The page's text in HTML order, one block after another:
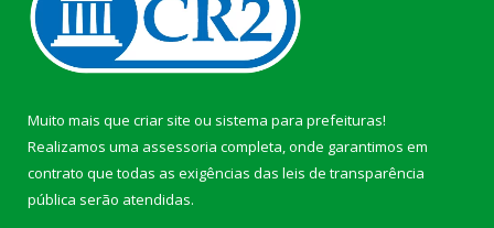
Muito mais que criar site ou sistema para prefeituras!
Realizamos uma assessoria completa, onde garantimos em
contrato que todas as exigências das leis de transparência
pública serão atendidas.